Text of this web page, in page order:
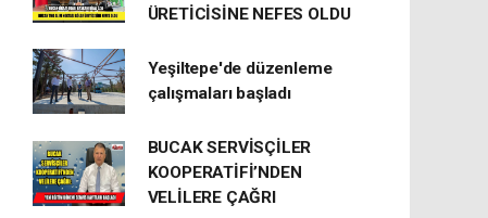
ÜRETİCİSİNE NEFES OLDU
Yeşiltepe'de düzenleme
çalışmaları başladı
BUCAK SERVİSÇİLER
KOOPERATİFİ’NDEN
VELİLERE ÇAĞRI